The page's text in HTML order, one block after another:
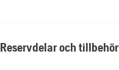
Reservdelar och tillbehör